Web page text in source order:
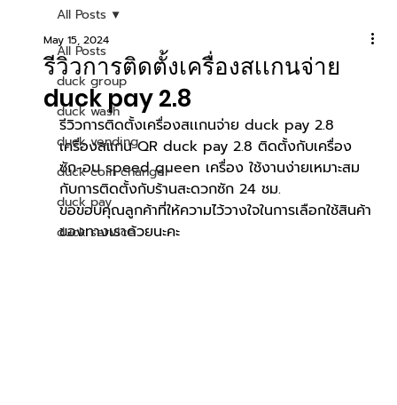
All Posts
duck group
duck wash
duck vending
duck coin changer
duck pay
duck service
All Posts
รีวิวการติดตั้งเครื่องสเเกนจ่าย
duck pay 2.8
May 15, 2024
รีวิวการติดตั้งเครื่องสเเกนจ่าย duck pay 2.8
เครื่องสแกน QR duck pay 2.8 ติดตั้งกับเครื่อง
ซัก-อบ speed queen เครื่อง ใช้งานง่ายเหมาะสม
กับการติดตั้งกับร้านสะดวกซัก 24 ชม.
ขอขอบคุณลูกค้าที่ให้ความไว้วางใจในการเลือกใช้สินค้า
ของทางเราด้วยนะคะ